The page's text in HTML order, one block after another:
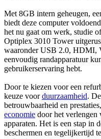
Met 8GB intern geheugen,
biedt deze computer
het nu gaat om werk, studie
Optiplex 3010 Tower
waaronder USB 2.0, HDMI,
eenvoudig randapparatuur
gebruikerservaring hebt.
Door te kiezen voor een
keuze voorduurzaamheid.
betrouwbaarheid en
economie door het verlengen
apparaten. Het is een stap in
beschermen en tegelijkertijd